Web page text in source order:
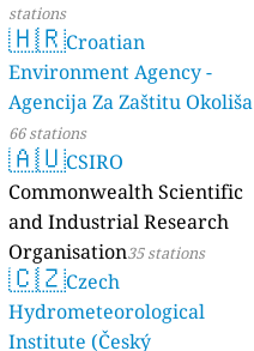
stations
🇭🇷Croatian
Environment Agency -
Agencija Za Zaštitu Okoliša
66 stations
🇦🇺CSIRO
Commonwealth Scientific
and Industrial Research
Organisation35 stations
🇨🇿Czech
Hydrometeorological
Institute (Český